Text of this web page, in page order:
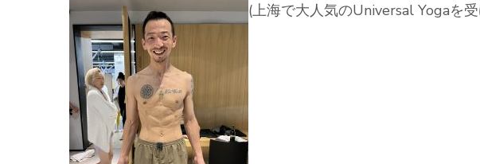
(上海で大人気のUniversal Yogaを